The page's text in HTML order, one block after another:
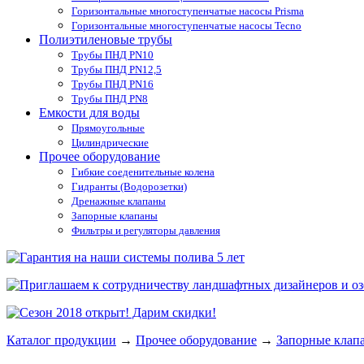
Горизонтальные многоступенчатые насосы Prisma
Горизонтальные многоступенчатые насосы Tecno
Полиэтиленовые трубы
Трубы ПНД PN10
Трубы ПНД PN12,5
Трубы ПНД PN16
Трубы ПНД PN8
Емкости для воды
Прямоугольные
Цилиндрические
Прочее оборудование
Гибкие соеденительные колена
Гидранты (Водорозетки)
Дренажные клапаны
Запорные клапаны
Фильтры и регуляторы давления
Каталог продукции → Прочее оборудование → Запорные